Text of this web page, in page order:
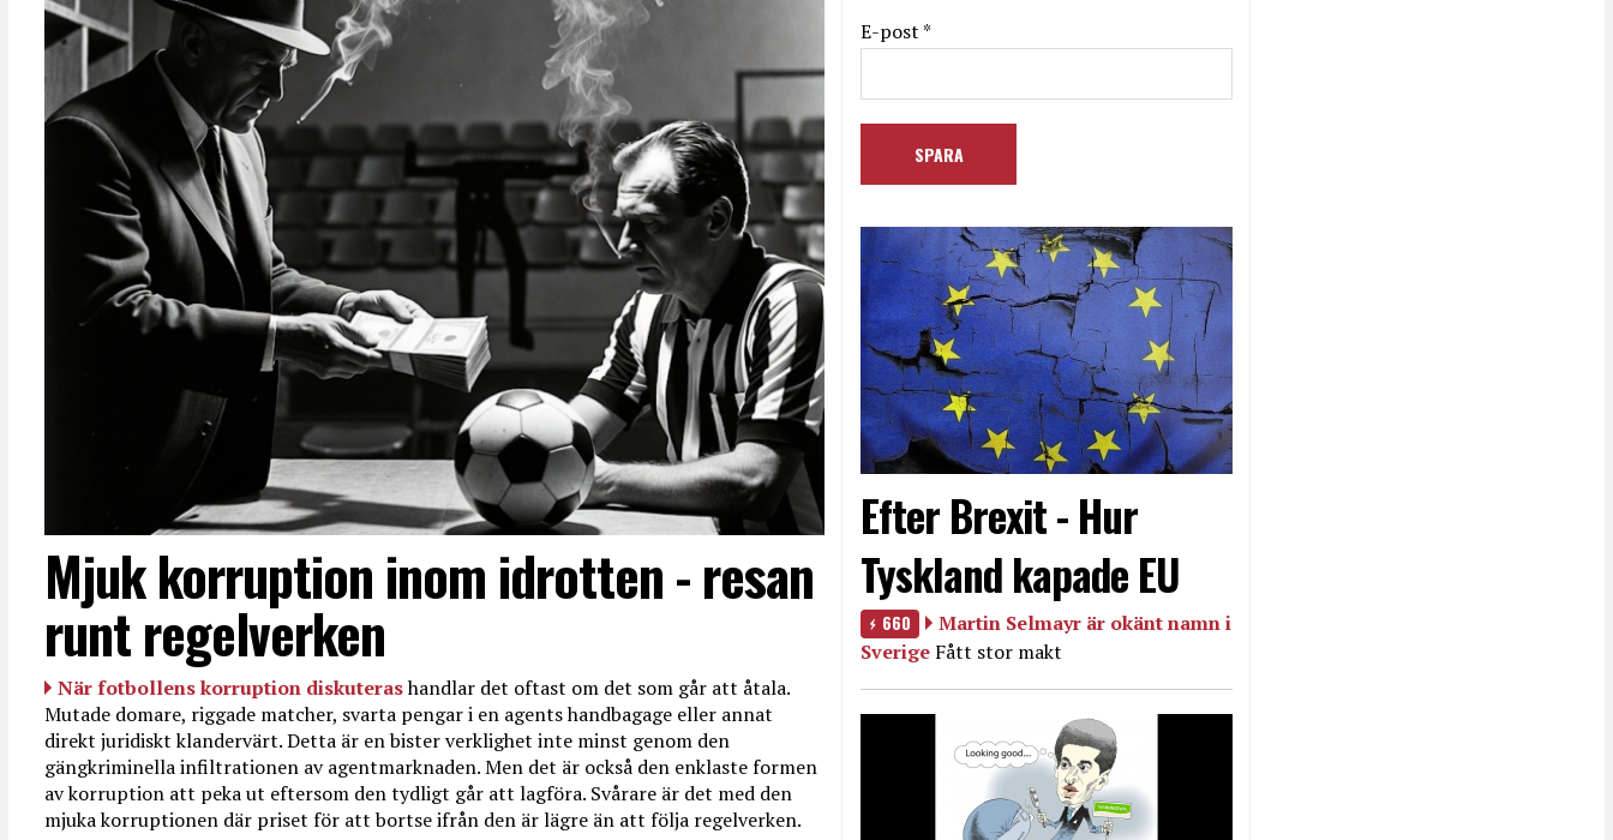
Mjuk korruption inom idrotten - resan
runt regelverken
När fotbollens korruption diskuterashandlar det oftast om det som går att åtala.
Mutade domare, riggade matcher, svarta pengar i en agents handbagage eller annat
direkt juridiskt klandervärt. Detta är en bister verklighet inte minst genom den
gängkriminella infiltrationen av agentmarknaden. Men det är också den enklaste formen
av korruption att peka ut eftersom den tydligt går att lagföra. Svårare är det med den
mjuka korruptionen där priset för att bortse ifrån den är lägre än att följa regelverken.
E-post *
Efter Brexit - Hur
Tyskland kapade EU
660
Martin Selmayr är okänt namn i
Sverige Fått stor makt